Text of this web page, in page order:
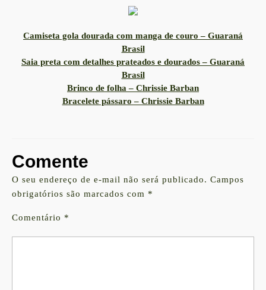
Camiseta gola dourada com manga de couro – Guaraná
Brasil
Saia preta com detalhes prateados e dourados – Guaraná
Brasil
Brinco de folha – Chrissie Barban
Bracelete pássaro – Chrissie Barban
Comente
O seu endereço de e-mail não será publicado. Campos
obrigatórios são marcados com *
Comentário *